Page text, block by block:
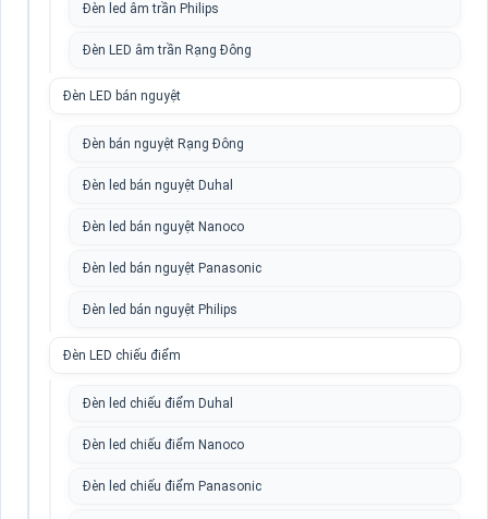
Đèn led âm trần Philips
Đèn LED âm trần Rạng Đông
Đèn LED bán nguyệt
Đèn bán nguyệt Rạng Đông
Đèn led bán nguyệt Duhal
Đèn led bán nguyệt Nanoco
Đèn led bán nguyệt Panasonic
Đèn led bán nguyệt Philips
Đèn LED chiếu điểm
Đèn led chiếu điểm Duhal
Đèn led chiếu điểm Nanoco
Đèn led chiếu điểm Panasonic